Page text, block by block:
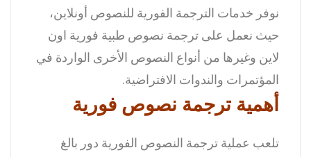
نوفر خدمات الترجمة الفورية للنصوص أونلاين،
حيث نعمل على ترجمة نصوص طبية فورية اون
لاين وغيرها من أنواع النصوص الأخرى الواردة في
المؤتمرات والندوات الافتراضية.
أهمية ترجمة نصوص فورية
تلعب عملية ترجمة النصوص الفورية دور بالغ